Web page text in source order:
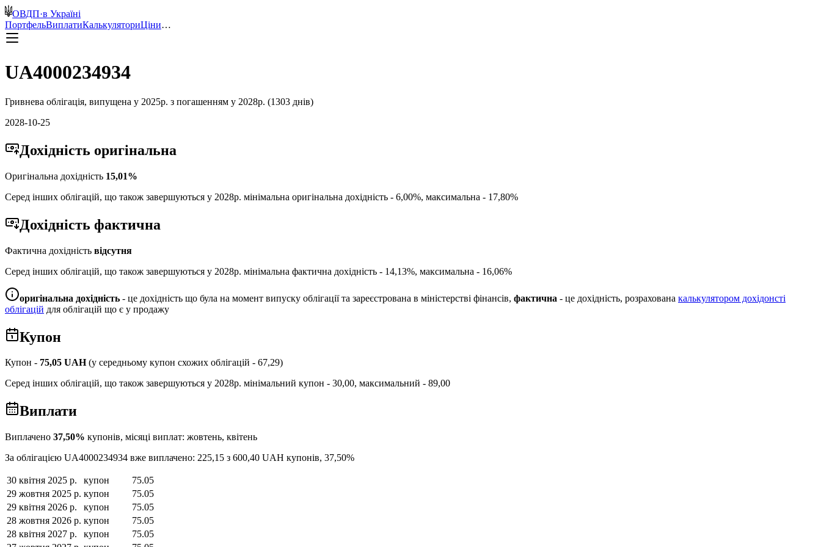
ОВДП·в Україні
ПортфельВиплатиКалькуляториЦіни…
UA4000234934
Гривнева облігація, випущена у 2025р. з погашенням у 2028р. (1303 днів)
2028-10-25
Дохідність оригінальна
Оригінальна дохідність 15,01%
Серед інших облігацій, що також завершуються у 2028р. мінімальна оригінальна дохідність - 6,00%, максимальна - 17,80%
Дохідність фактична
Фактична дохідність відсутня
Серед інших облігацій, що також завершуються у 2028р. мінімальна фактична дохідність - 14,13%, максимальна - 16,06%
оригінальна дохідність - це дохідність що була на момент випуску облігації та зареєстрована в міністерстві фінансів, фактична - це дохідність, розрахована калькулятором дохідонсті
облігацій для облігацій що є у продажу
Купон
Купон - 75,05 UAH (у середньому купон схожих облігацій - 67,29)
Серед інших облігацій, що також завершуються у 2028р. мінімальний купон - 30,00, максимальний - 89,00
Виплати
Виплачено 37,50% купонів, місяці виплат: жовтень, квітень
За облігацією UA4000234934 вже виплачено: 225,15 з 600,40 UAH купонів, 37,50%
30 квітня 2025 р. купон
75.05
29 жовтня 2025 р. купон
75.05
29 квітня 2026 р.
купон
75.05
28 жовтня 2026 р. купон
75.05
28 квітня 2027 р.
купон
75.05